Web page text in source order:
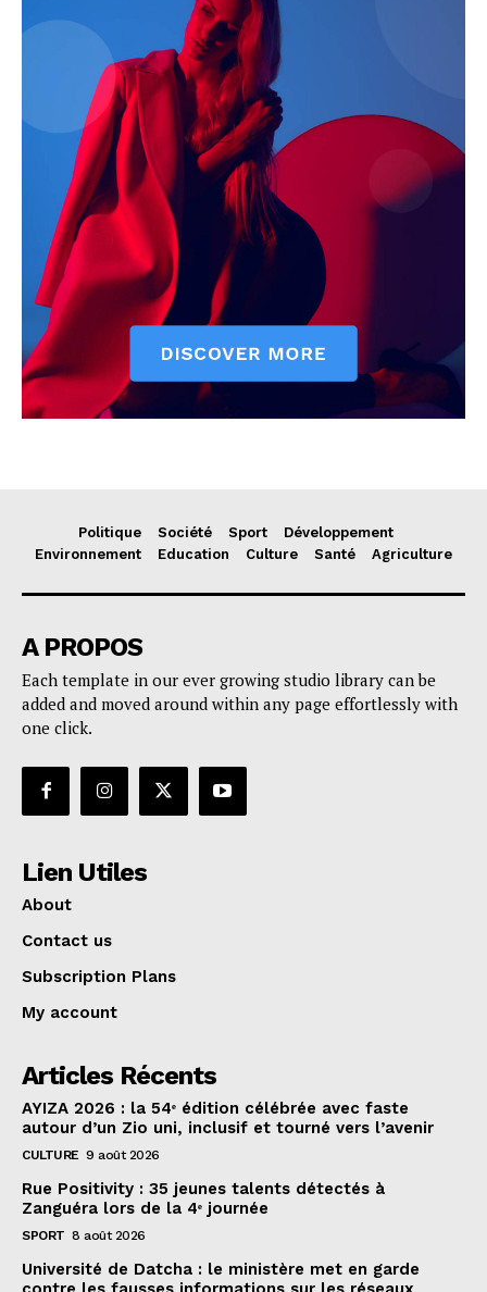
Politique Société Sport
Développement
Environnement
Education Culture Santé Agriculture
A PROPOS
Each template in our ever growing studio library can be
added and moved around within any page effortlessly with
one click.
Lien Utiles
About
Contact us
Subscription Plans
My account
Articles Récents
AYIZA 2026 : la 54ᵉ édition célébrée avec faste
autour d’un Zio uni, inclusif et tourné vers l’avenir
CULTURE 9 août 2026
Rue Positivity : 35 jeunes talents détectés à
Zanguéra lors de la 4ᵉ journée
SPORT 8 août 2026
Université de Datcha : le ministère met en garde